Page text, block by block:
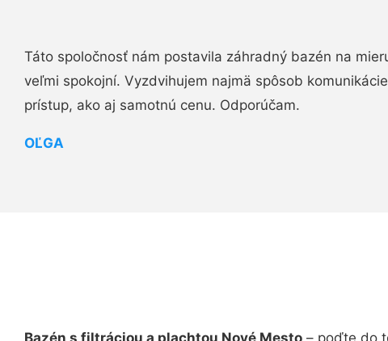
Táto spoločnosť nám postavila záhradný bazén na
veľmi spokojní. Vyzdvihujem najmä spôsob
prístup, ako aj samotnú cenu. Odporúčam.
OĽGA
Bazén s filtráciou a plachtou Nové Mesto – poďte do